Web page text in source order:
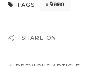
TAGS: จิตตก
SHARE ON